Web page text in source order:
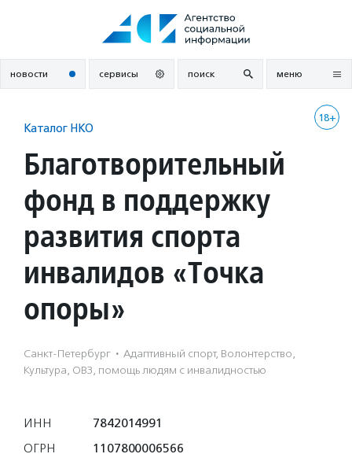
новости сервисы поиск меню
18+
Каталог НКО
Благотворительный
фонд в поддержку
развития спорта
инвалидов «Точка
опоры»
Санкт-Петербург · Адаптивный спорт, Волонтерство,
Культура, ОВЗ, помощь людям с инвалидностью
ИНН
7842014991
ОГРН
1107800006566